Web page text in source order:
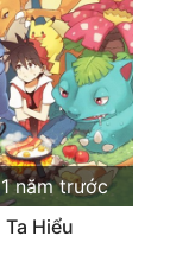
năm trước
Ta Hiểu